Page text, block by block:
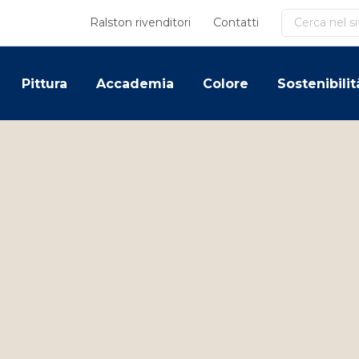
Ralston rivenditori Contatti Cerca
Pittura Accademia Colore